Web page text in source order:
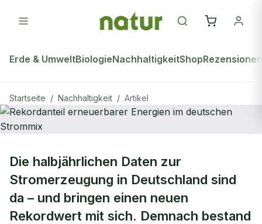
Erde & UmweltBiologieNachhaltigkeitShopRezensionen
Startseite / Nachhaltigkeit / Artikel
Rekordanteil erneuerbarer Energien
im deutschen Strommix
Die halbjährlichen Daten zur
Stromerzeugung in Deutschland sind
da – und bringen einen neuen
Rekordwert mit sich. Demnach bestand